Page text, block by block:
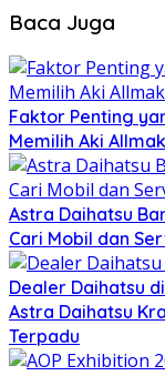
Baca Juga
Faktor Penting
Memilih Aki
Astra Daihatsu
Cari Mobil dan
Dealer Daihatsu
Astra Daihatsu
Terpadu